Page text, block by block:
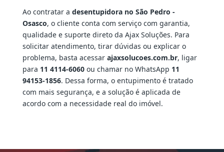
Ao contratar a desentupidora no São Pedro -
Osasco, o cliente conta com serviço com garantia,
qualidade e suporte direto da Ajax Soluções. Para
solicitar atendimento, tirar dúvidas ou explicar o
problema, basta acessar ajaxsolucoes.com.br, ligar
para 11 4114-6060ou chamar no WhatsApp 11
94153-1856. Dessa forma, o entupimento é tratado
com mais segurança, e a solução é aplicada de
acordo com a necessidade real do imóvel.